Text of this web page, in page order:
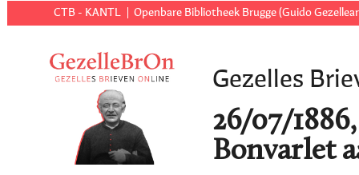
CTB - KANTL Openbare Bibliotheek Brugge (Guido
Gezelles
26/07/
Bonvarlet